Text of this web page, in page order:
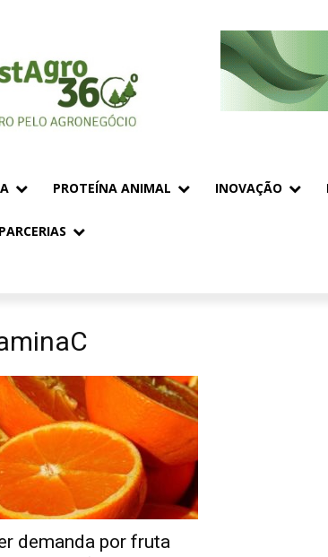
PROTEÍNA ANIMAL INOVAÇÃO
PARCERIAS
demanda por fruta